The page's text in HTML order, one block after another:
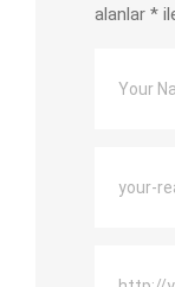
alanlar *